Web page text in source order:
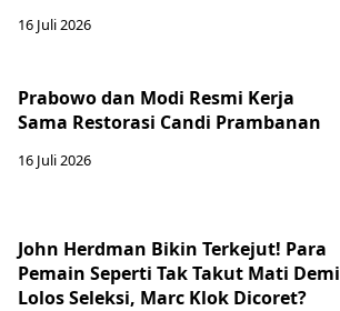
16 Juli 2026
Prabowo dan Modi Resmi Kerja
Sama Restorasi Candi Prambanan
16 Juli 2026
John Herdman Bikin Terkejut! Para
Pemain Seperti Tak Takut Mati Demi
Lolos Seleksi, Marc Klok Dicoret?